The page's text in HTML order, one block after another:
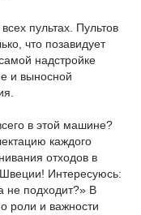
пультах. Пультов
что позавидует
надстройке
и выносной
в этой машине?
каждого
отходов в
Интересуюсь:
не подходит?» В
роли и важности